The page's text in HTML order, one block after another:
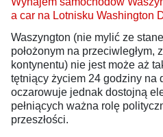
a car na Lotnisku Washington
Waszyngton (nie mylić ze
położonym na przeciwległym,
kontynentu) nie jest może aż
tętniący życiem 24 godziny na
oczarowuje jednak dostojną
pełniących ważna rolę
przeszłości.